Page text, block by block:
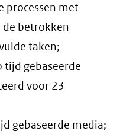
processen met
betrokken
taken;
tijd gebaseerde
voor 23
gebaseerde media;